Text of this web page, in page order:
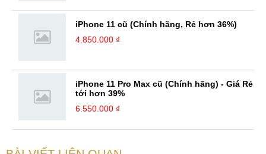
iPhone 11 cũ (Chính hãng, Rẻ hơn 36%)
4.850.000 ₫
iPhone 11 Pro Max cũ (Chính hãng) - Giá Rẻ
tới hơn 39%
6.550.000 ₫